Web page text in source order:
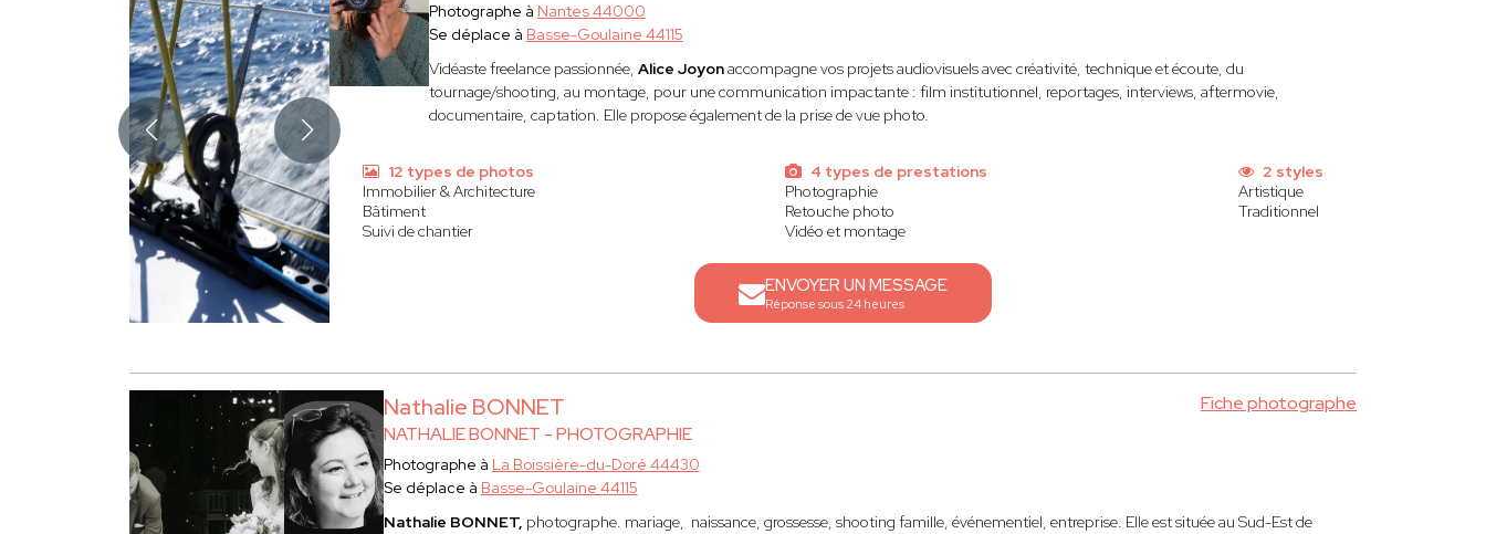
Photographe à Nantes 44000
Se déplace à Basse-Goulaine 44115
Vidéaste freelance passionnée, Alice Joyonaccompagne vos projets audiovisuels avec créativité, technique et écoute, du
tournage/shooting, au montage, pour une communication impactante : film institutionnel, reportages, interviews, aftermovie,
documentaire, captation. Elle propose également de la prise de vue photo.
12 types de photos
Immobilier & Architecture
Bâtiment
Suivi de chantier
4 types de prestations
Photographie
Retouche photo
Vidéo et montage
2 styles
Artistique
Traditionnel
ENVOYER UN MESSAGE
Réponse sous 24 heures
Nathalie BONNET
NATHALIE BONNET - PHOTOGRAPHIE
Fiche photographe
Photographe à La Boissière-du-Doré 44430
Se déplace à Basse-Goulaine 44115
Nathalie BONNET, photographe. mariage, naissance, grossesse, shooting famille, événementiel, entreprise. Elle est située au Sud-Est de